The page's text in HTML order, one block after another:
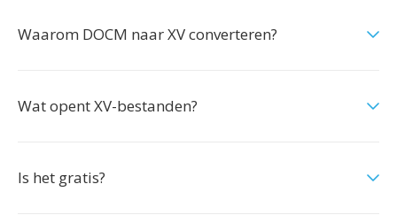
Waarom DOCM naar XV converteren?
Wat opent XV-bestanden?
Is het gratis?